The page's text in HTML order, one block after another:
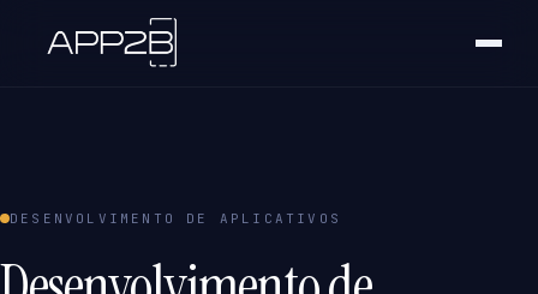
DESENVOLVIMENTO DE APLICATIVOS